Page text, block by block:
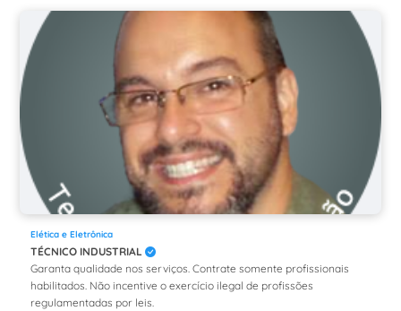
Elética e Eletrônica
TÉCNICO INDUSTRIAL
Garanta qualidade nos serviços. Contrate somente profissionais
habilitados. Não incentive o exercício ilegal de profissões
regulamentadas por leis.